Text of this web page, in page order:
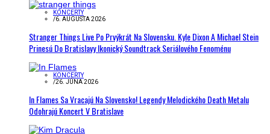
KONCERTY
/6. AUGUSTA 2026
Stranger Things Live Po Prvýkrát Na Slovensku. Kyle Dixon A Michael Stein
Prinesú Do Bratislavy Ikonický Soundtrack Seriálového Fenoménu
KONCERTY
/26. JÚNA 2026
In Flames Sa Vracajú Na Slovensko! Legendy Melodického Death Metalu
Odohrajú Koncert V Bratislave